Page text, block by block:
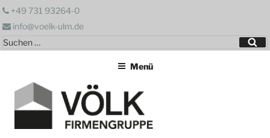
Zum
springen
+49 731 93264-0
info@voelk-ulm.de
Suchen
nach:
Menü